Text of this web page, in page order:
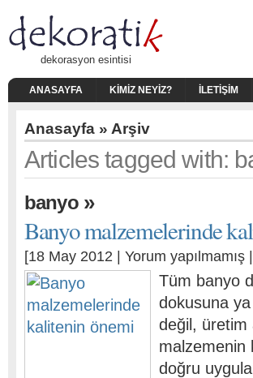
dekorasyon esintisi
ANASAYFA KIMIZ NEYIZ? İLETIŞIM
Anasayfa » Arşiv
Articles tagged with:
banyo»
Banyo malzemelerinde
[18 May 2012 | Yorum yapılmamış
Tüm banyo
dokusuna
değil, üretim
malzemenin
doğru